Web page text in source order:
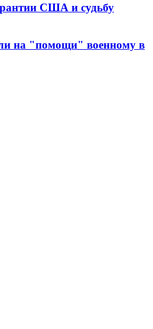
США и судьбу
на "помощи" военному в